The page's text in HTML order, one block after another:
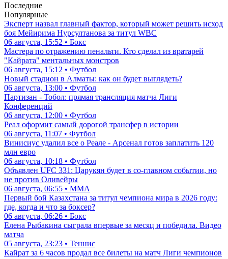
Последние
Популярные
Эксперт назвал главный фактор, который может решить исход
боя Мейирима Нурсултанова за титул WBC
06 августа, 15:52 • Бокс
Мастера по отражению пенальти. Кто сделал из вратарей
"Кайрата" ментальных монстров
06 августа, 15:12 • Футбол
Новый стадион в Алматы: как он будет выглядеть?
06 августа, 13:00 • Футбол
Партизан - Тобол: прямая трансляция матча Лиги
Конференций
06 августа, 12:00 • Футбол
Реал оформит самый дорогой трансфер в истории
06 августа, 11:07 • Футбол
Винисиус удалил все о Реале - Арсенал готов заплатить 120
млн евро
06 августа, 10:18 • Футбол
Объявлен UFC 331: Царукян будет в со-главном событии, но
не против Оливейры
06 августа, 06:55 • ММА
Первый бой Казахстана за титул чемпиона мира в 2026 году:
где, когда и что за боксер?
06 августа, 06:26 • Бокс
Елена Рыбакина сыграла впервые за месяц и победила. Видео
матча
05 августа, 23:23 • Теннис
Кайрат за 6 часов продал все билеты на матч Лиги чемпионов